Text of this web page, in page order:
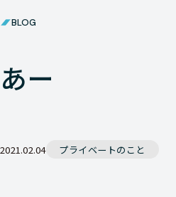
BLOG
あー
2021.02.04 プライベートのこと